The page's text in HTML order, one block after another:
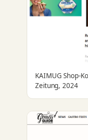
KAIMUG Shop-
Zeitung, 2024